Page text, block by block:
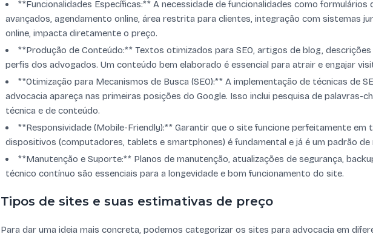
**Funcionalidades Específicas:** A necessidade de funcionalidades como formulários
avançados, agendamento online, área restrita para clientes, integração com sistemas
online, impacta diretamente o preço.
**Produção de Conteúdo:** Textos otimizados para SEO, artigos de blog,
perfis dos advogados. Um conteúdo bem elaborado é essencial para atrair e engajar
**Otimização para Mecanismos de Busca (SEO):** A implementação de técnicas de
advocacia apareça nas primeiras posições do Google. Isso inclui pesquisa de palavras-
técnica e de conteúdo.
**Responsividade (Mobile-Friendly):** Garantir que o site funcione perfeitamente em
dispositivos (computadores, tablets e smartphones) é fundamental e já é um padrão de
**Manutenção e Suporte:** Planos de manutenção, atualizações de segurança,
técnico contínuo são essenciais para a longevidade e bom funcionamento do site.
Tipos de sites e suas estimativas de preço
Para dar uma ideia mais concreta, podemos categorizar os sites para advocacia em